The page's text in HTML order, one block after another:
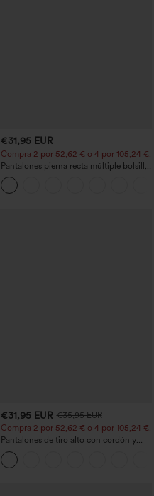
€31,95 EUR
Compra 2 por 52,62 € o 4 por 105,24 €.
Pantalones pierna recta múltiple bolsillo
botón tiro alto
€31,95 EUR €35,95 EUR
Compra 2 por 52,62 € o 4 por 105,24 €.
Pantalones de tiro alto con cordón y
bolsillos, pernera ancha, holgados y de
estilo casual con tacto de lino.